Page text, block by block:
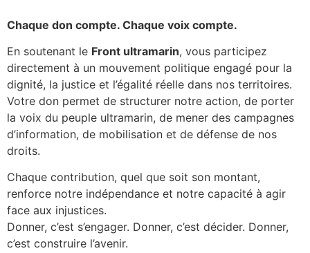
Chaque don compte. Chaque voix compte.
En soutenant le Front ultramarin, vous participez
directement à un mouvement politique engagé pour la
dignité, la justice et l’égalité réelle dans nos territoires.
Votre don permet de structurer notre action, de porter
la voix du peuple ultramarin, de mener des campagnes
d’information, de mobilisation et de défense de nos
droits.
Chaque contribution, quel que soit son montant,
renforce notre indépendance et notre capacité à agir
face aux injustices.
Donner, c’est s’engager. Donner, c’est décider. Donner,
c’est construire l’avenir.